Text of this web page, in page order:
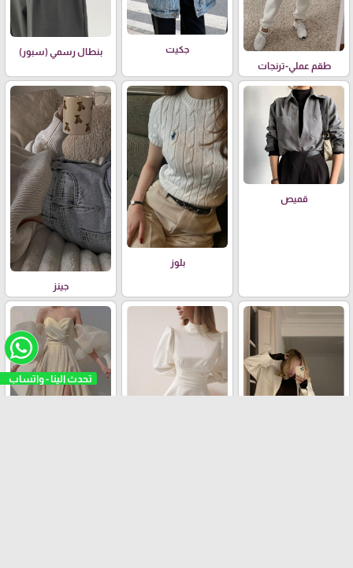
طقم عملي-ترنجات
جكيت بنطال رسمي (سبور)
قميص
بلوز
جينز